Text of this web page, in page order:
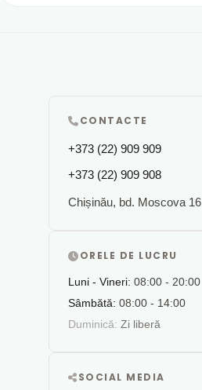
CONTACTE
+373 (22) 909 909
+373 (22) 909 908
Chișinău, bd. Moscova 16
ORELE DE LUCRU
Luni - Vineri: 08:00 - 20:00
Sâmbătă: 08:00 - 14:00
Duminică: Zi liberă
SOCIAL MEDIA